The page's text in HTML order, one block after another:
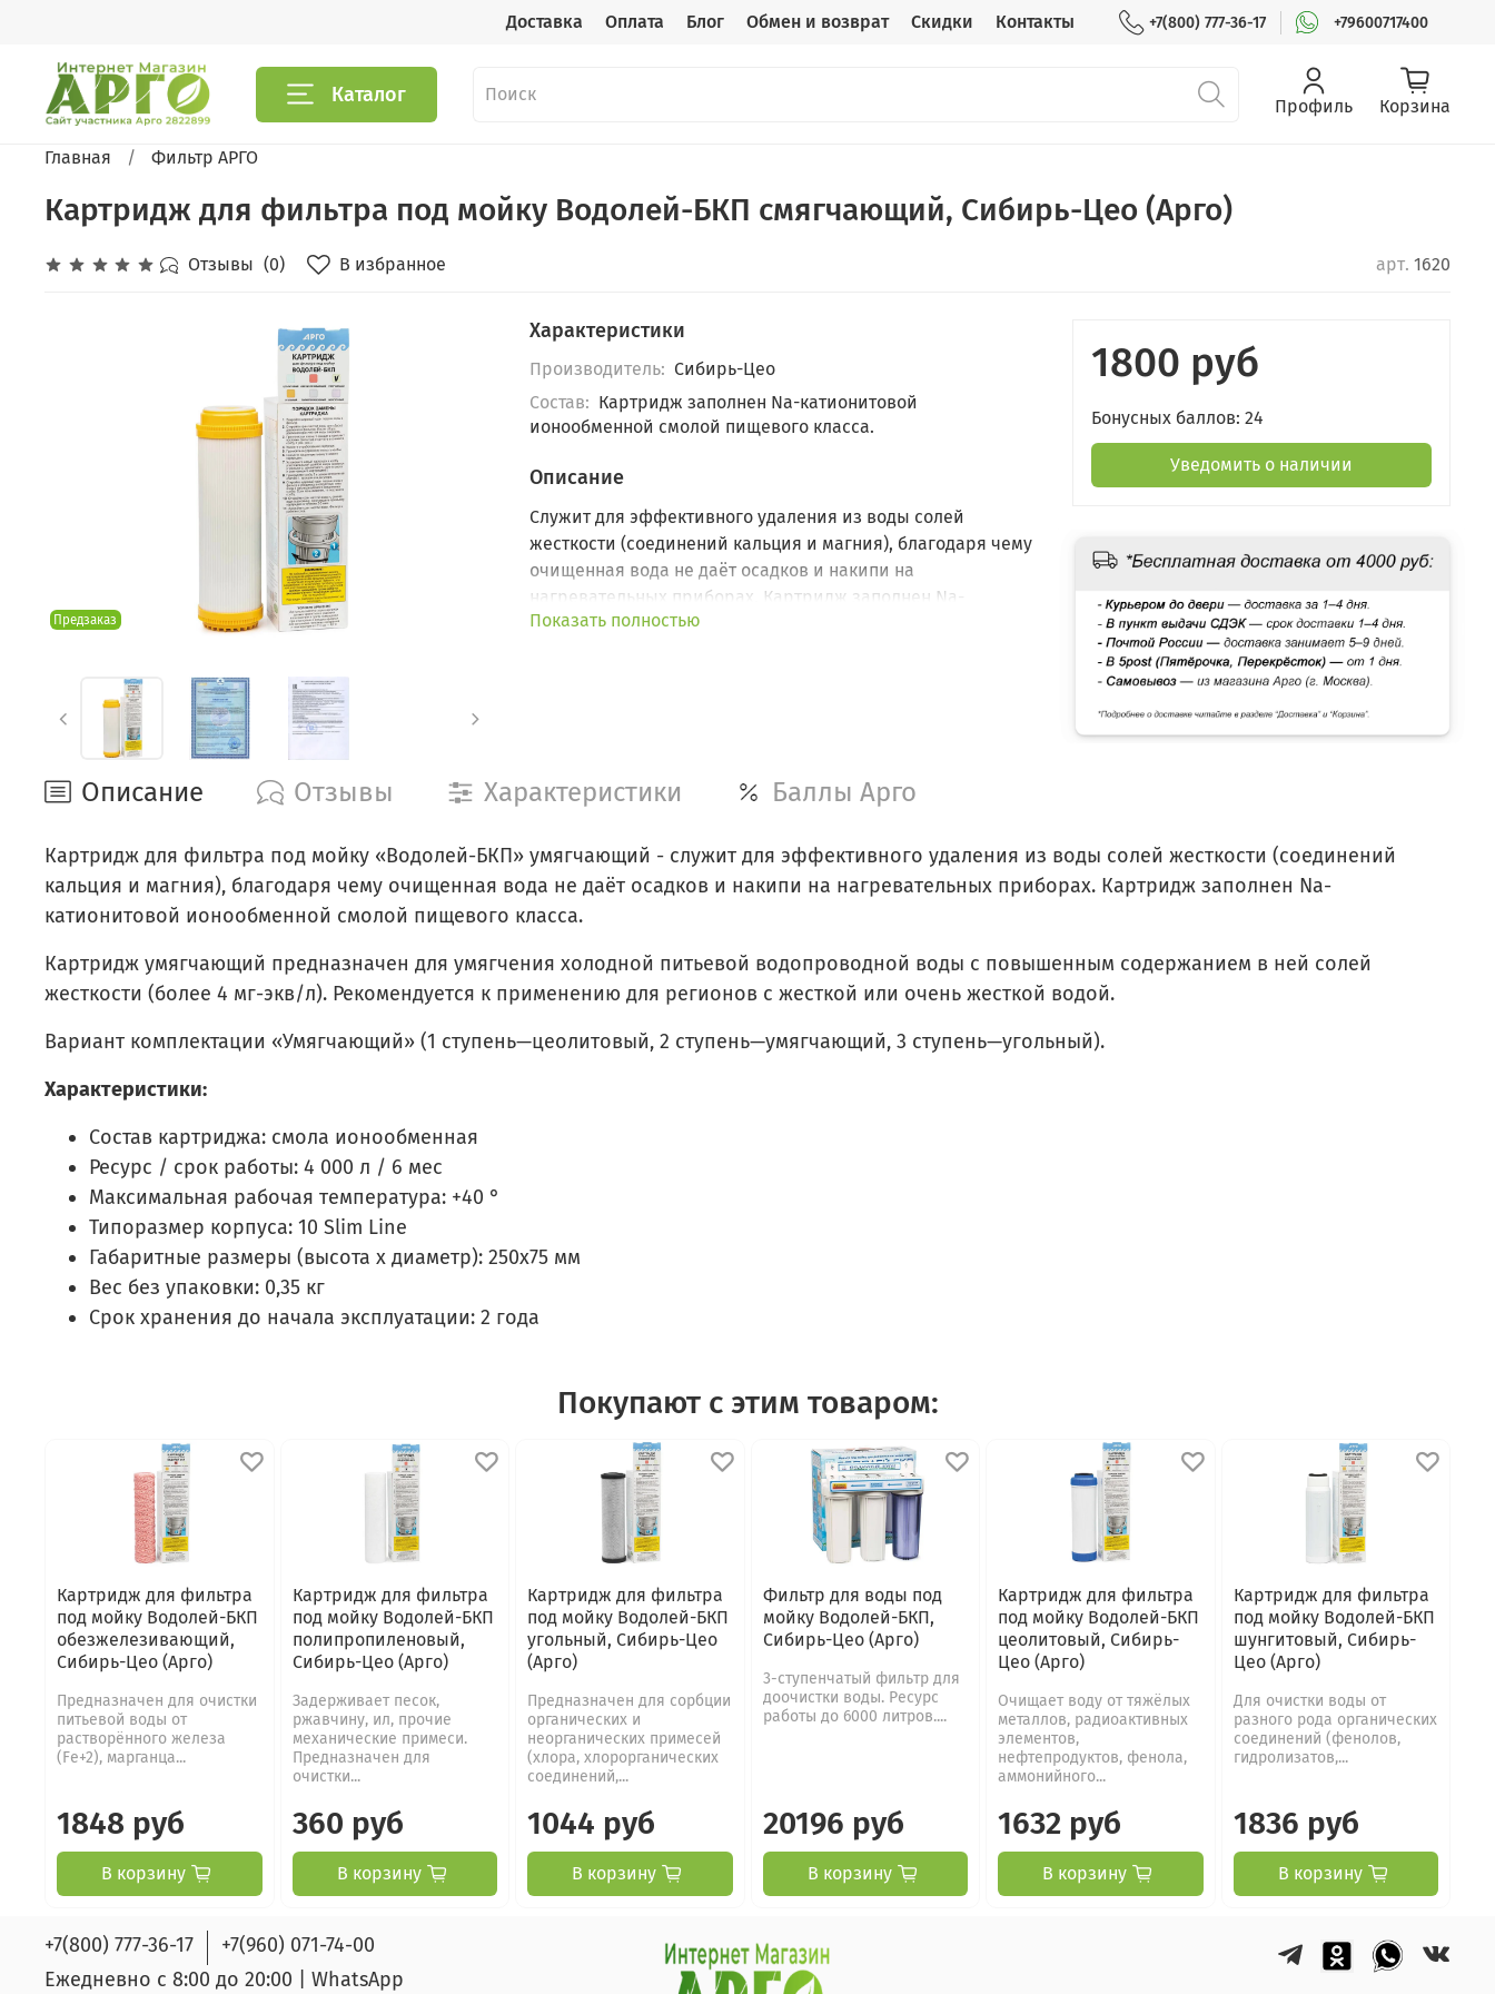
Доставка Оплата Блог Обмен и возврат Скидки Контакты +7(800) 777-36-17 +79600717400
Каталог Профиль Корзина
Главная Фильтр АРГО
Картридж для фильтра под мойку Водолей-БКП смягчающий, Сибирь-Цео (Арго)
Отзывы (0) В избранное арт. 1620
Предзаказ
Характеристики
Производитель: Сибирь-Цео
Состав: Картридж заполнен Na-катионитовой
ионообменной смолой пищевого класса.
Описание
Служит для эффективного удаления из воды солей
жесткости (соединений кальция и магния), благодаря чему
очищенная вода не даёт осадков и накипи на
нагревательных приборах. Картридж заполнен Na-
катионитовой ионообменной смолой пищевого класса.
Показать полностью
1800 руб
Бонусных баллов: 24
Уведомить о наличии
Описание Характеристики
Отзывы Баллы Арго
Картридж для фильтра под мойку «Водолей-БКП» умягчающий - cлужит для эффективного удаления из воды солей жесткости (соединений
кальция и магния), благодаря чему очищенная вода не даёт осадков и накипи на нагревательных приборах. Картридж заполнен Na-
катионитовой ионообменной смолой пищевого класса.
Картридж умягчающий предназначен для умягчения холодной питьевой водопроводной воды с повышенным содержанием в ней солей
жесткости (более 4 мг-экв/л). Рекомендуется к применению для регионов с жесткой или очень жесткой водой.
Вариант комплектации «Умягчающий» (1 ступень—цеолитовый, 2 ступень—умягчающий, 3 ступень—угольный).
Характеристики:
Состав картриджа: смола ионообменная
Ресурс / срок работы: 4 000 л / 6 мес
Максимальная рабочая температура: +40 °
Типоразмер корпуса: 10 Slim Line
Габаритные размеры (высота х диаметр): 250х75 мм
Вес без упаковки: 0,35 кг
Срок хранения до начала эксплуатации: 2 года
Покупают с этим товаром:
Картридж для фильтра
под мойку Водолей-БКП
обезжелезивающий,
Сибирь-Цео (Арго)
Предназначен для очистки
питьевой воды от
растворённого железа
(Fe+2), марганца...
1848 руб
В корзину
Картридж для фильтра
под мойку Водолей-БКП
полипропиленовый,
Сибирь-Цео (Арго)
Задерживает песок,
ржавчину, ил, прочие
механические примеси.
Предназначен для
очистки...
360 руб
В корзину
Картридж для фильтра
под мойку Водолей-БКП
угольный, Сибирь-Цео
(Арго)
Предназначен для сорбции
органических и
неорганических примесей
(хлора, хлорорганических
соединений,...
1044 руб
В корзину
Фильтр для воды под
мойку Водолей-БКП,
Сибирь-Цео (Арго)
3-ступенчатый фильтр для
доочистки воды. Ресурс
работы до 6000 литров....
20196 руб
В корзину
Картридж для фильтра
под мойку Водолей-БКП
цеолитовый, Сибирь-
Цео (Арго)
Очищает воду от тяжёлых
металлов, радиоактивных
элементов,
нефтепродуктов, фенола,
аммонийного...
1632 руб
В корзину
Картридж для фильтра
под мойку Водолей-БКП
шунгитовый, Сибирь-
Цео (Арго)
Для очистки воды от
разного рода органических
соединений (фенолов,
гидролизатов,...
1836 руб
В корзину
+7(800) 777-36-17
+7(960) 071-74-00
Ежедневно с 8:00 до 20:00 | WhatsApp